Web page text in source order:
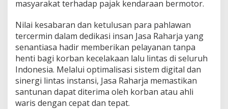
masyarakat terhadap pajak kendaraan bermotor.
Nilai kesabaran dan ketulusan para pahlawan
tercermin dalam dedikasi insan Jasa Raharja yang
senantiasa hadir memberikan pelayanan tanpa
henti bagi korban kecelakaan lalu lintas di seluruh
Indonesia. Melalui optimalisasi sistem digital dan
sinergi lintas instansi, Jasa Raharja memastikan
santunan dapat diterima oleh korban atau ahli
waris dengan cepat dan tepat.